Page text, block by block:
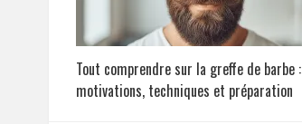
Tout comprendre sur la greffe de barbe :
motivations, techniques et préparation